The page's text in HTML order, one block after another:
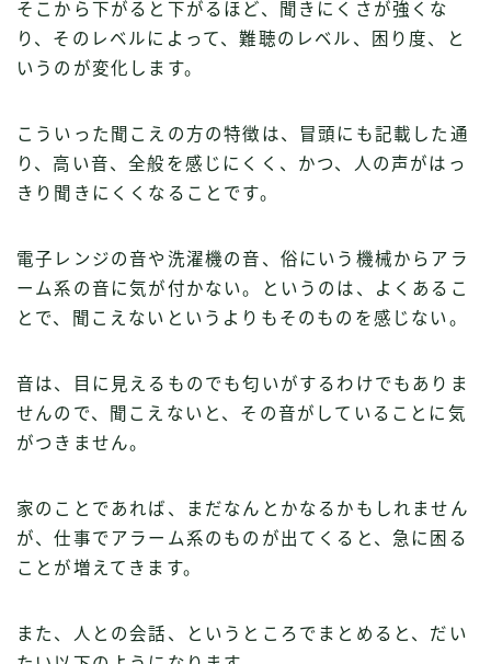
そこから下がると下がるほど、聞きにくさが強くな
り、そのレベルによって、難聴のレベル、困り度、と
いうのが変化します。
こういった聞こえの方の特徴は、冒頭にも記載した通
り、高い音、全般を感じにくく、かつ、人の声がはっ
きり聞きにくくなることです。
電子レンジの音や洗濯機の音、俗にいう機械からアラ
ーム系の音に気が付かない。というのは、よくあるこ
とで、聞こえないというよりもそのものを感じない。
音は、目に見えるものでも匂いがするわけでもありま
せんので、聞こえないと、その音がしていることに気
がつきません。
家のことであれば、まだなんとかなるかもしれません
が、仕事でアラーム系のものが出てくると、急に困る
ことが増えてきます。
また、人との会話、というところでまとめると、だい